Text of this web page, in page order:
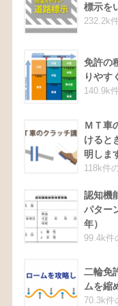
標示を
232.2k
免許の
りやす
140.9k
ＭＴ車
けると
明しま
118k件
認知機
パター
年）
99.4k件
二輪免
ムを縮
70.3k件